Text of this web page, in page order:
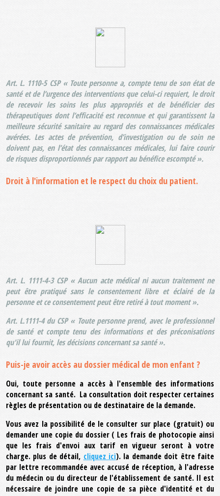
Art. L. 1110-5 CSP « Toute personne a, compte tenu de son état de
santé et de l’urgence des interventions que celui-ci requiert, le droit
de recevoir les soins les plus appropriés et de bénéficier des
thérapeutiques dont l’efficacité est reconnue et qui garantissent la
meilleure sécurité sanitaire au regard des connaissances médicales
avérées. Les actes de prévention, d’investigation ou de soin ne
doivent pas, en l’état des connaissances médicales, lui faire courir
de risques disproportionnés par rapport au bénéfice escompté ».
Droit à l'information et le respect du choix du patient.
Art. L. 1111-4-3 CSP « Aucun acte médical ni aucun traitement ne
peut être pratiqué sans le consentement libre et éclairé de la
personne et ce consentement peut être retiré à tout moment ».
Art. L.1111-4 du CSP « Toute personne prend, avec le professionnel
de santé et compte tenu des informations et des préconisations
qu'il lui fournit, les décisions concernant sa santé ».
Puis-je avoir accès au dossier médical de mon enfant ?
Oui, toute personne a accès à l'ensemble des informations
concernant sa santé. La consultation doit respecter certaines
règles de présentation ou de destinataire de la demande.
Vous avez la possibilité de le consulter sur place (gratuit) ou
demander une copie du dossier ( Les frais de photocopie ainsi
que les frais d'envoi aux tarif en vigueur seront à votre
charge. plus de détail, cliquez ici). la demande doit être faite
par lettre recommandée avec accusé de réception, à l'adresse
du médecin ou du directeur de l'établissement de santé. Il est
nécessaire de joindre une copie de sa pièce d'identité et du